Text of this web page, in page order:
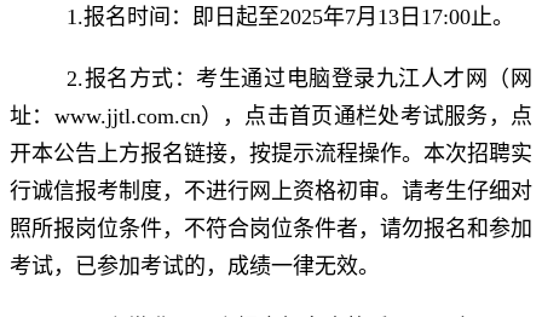
1.报名时间：即日起至2025年7月13日17:00止。
2.报名方式：考生通过电脑登录九江人才网（网
址：www.jjtl.com.cn），点击首页通栏处考试服务，点
开本公告上方报名链接，按提示流程操作。本次招聘实
行诚信报考制度，不进行网上资格初审。请考生仔细对
照所报岗位条件，不符合岗位条件者，请勿报名和参加
考试，已参加考试的，成绩一律无效。